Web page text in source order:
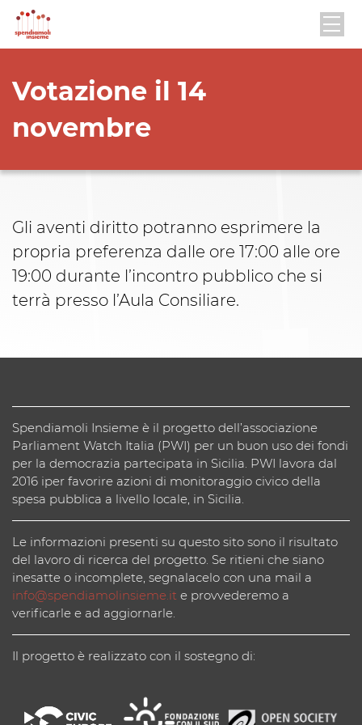
Votazione il 14
novembre
Gli aventi diritto potranno esprimere la
propria preferenza dalle ore 17:00 alle ore
19:00 durante l’incontro pubblico che si
terrà presso l’Aula Consiliare.
Spendiamoli Insieme è il progetto dell’associazione
Parliament Watch Italia (PWI) per un buon uso dei fondi
per la democrazia partecipata in Sicilia. PWI lavora dal
2016 iper favorire azioni di monitoraggio civico della
spesa pubblica a livello locale, in Sicilia.
Le informazioni presenti su questo sito sono il risultato
del lavoro di ricerca del progetto. Se ritieni che siano
inesatte o incomplete, segnalacelo con una mail a
info@spendiamolinsieme.it e provvederemo a
verificarle e ad aggiornarle.
Il progetto è realizzato con il sostegno di: